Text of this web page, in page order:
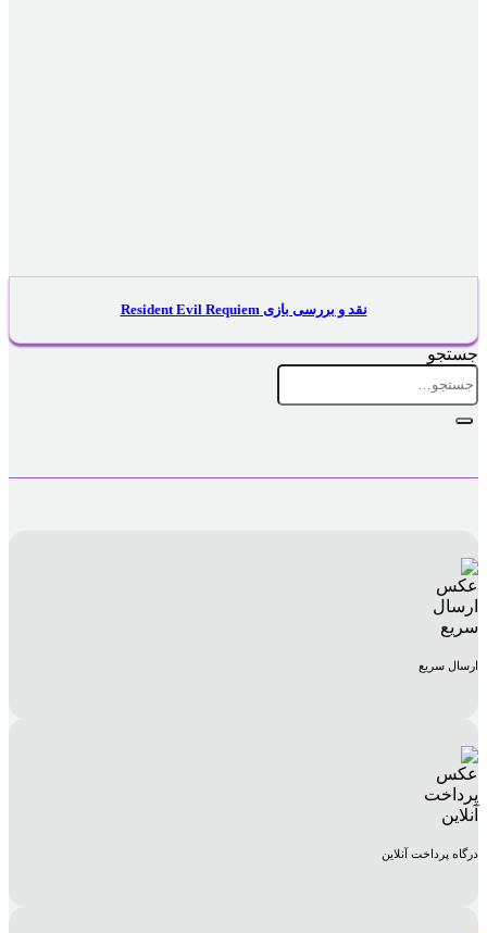
نقد و بررسی بازی Resident Evil Requiem
جستجو
جستجو
برای:
ارسال سریع
درگاه پرداخت آنلاین